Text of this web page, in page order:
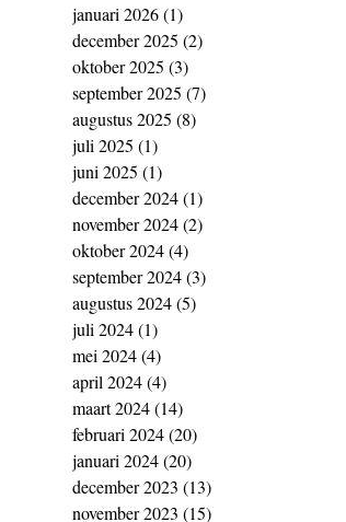
januari 2026(1)
december 2025 (2)
oktober 2025 (3)
september 2025 (7)
augustus 2025 (8)
juli 2025 (1)
juni 2025 (1)
december 2024(1)
november 2024(2)
oktober 2024(4)
september 2024(3)
augustus 2024(5)
juli 2024(1)
mei 2024(4)
april 2024(4)
maart 2024(14)
februari 2024(20)
januari 2024(20)
december 2023 (13)
november 2023 (15)